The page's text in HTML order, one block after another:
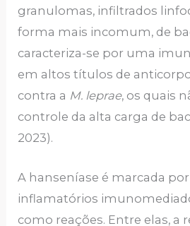
granulomas, infiltrados
forma mais incomum, de
caracteriza-se por uma
em altos títulos de
contra a M. leprae, os quais
controle da alta carga de
2023).
A hanseníase é marcada
inflamatórios
como reações. Entre elas, a